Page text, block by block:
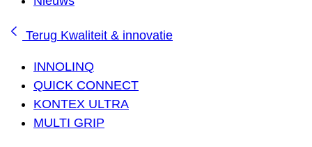
Terug Kwaliteit & innovatie
INNOLINQ
QUICK CONNECT
KONTEX ULTRA
MULTI GRIP